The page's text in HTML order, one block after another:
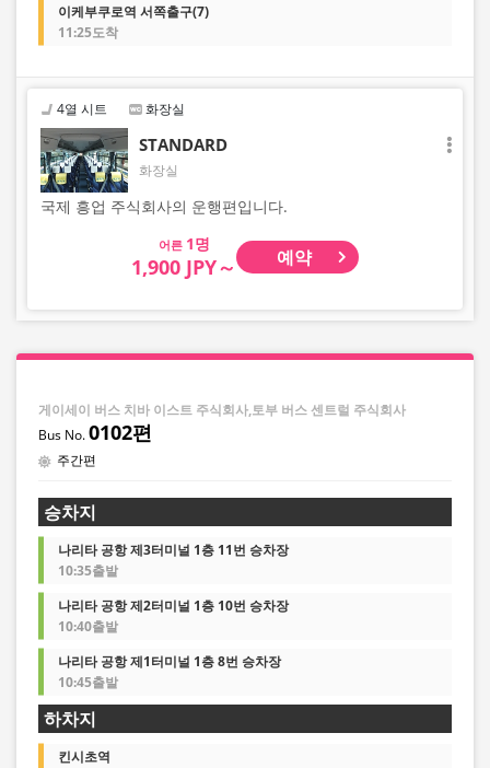
이케부쿠로역 서쪽출구(7)
11:25도착
4열 시트 화장실
STANDARD
화장실
국제 흥업 주식회사의 운행편입니다.
어른
1,900 JPY～ 예약
게이세이 버스 치바 이스트 주식회사,토부 버스 센트럴 주식회사
0102편
주간편
승차지
나리타 공항 제3터미널 1층 11번 승차장
10:35출발
나리타 공항 제2터미널 1층 10번 승차장
10:40출발
나리타 공항 제1터미널 1층 8번 승차장
10:45출발
하차지
킨시초역